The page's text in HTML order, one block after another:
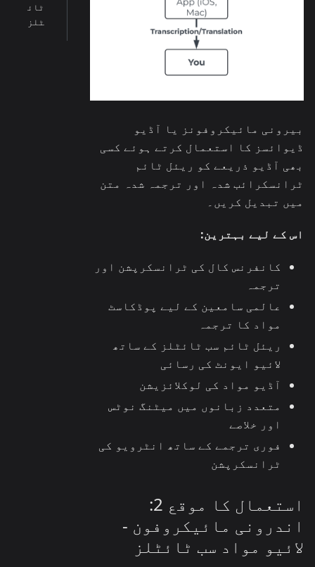
بیرونی مائیکروفونز یا آڈیو
ڈیوائسز کا استعمال کرتے ہوئے کسی
بھی آڈیو ذریعے کو ریئل ٹائم
ٹرانسکرائب شدہ اور ترجمہ شدہ متن
میں تبدیل کریں۔
اس کے لیے بہترین:
کانفرنس کال کی ٹرانسکرپشن اور
ترجمہ
عالمی سامعین کے لیے پوڈکاسٹ
مواد کا ترجمہ
ریئل ٹائم سب ٹائٹلز کے ساتھ
لائیو ایونٹ کی رسائی
آڈیو مواد کی لوکلائزیشن
متعدد زبانوں میں میٹنگ نوٹس
اور خلاصے
فوری ترجمے کے ساتھ انٹرویو کی
ٹرانسکرپشن
استعمال کا موقع 2:
اندرونی مائیکروفون -
لائیو مواد سب ٹائٹلز
ٹائ
ٹلز